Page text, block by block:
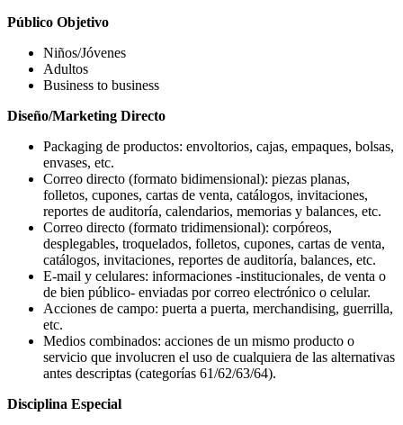
Público Objetivo
Niños/Jóvenes
Adultos
Business to business
Diseño/Marketing Directo
Packaging de productos: envoltorios, cajas, empaques, bolsas,
envases, etc.
Correo directo (formato bidimensional): piezas planas,
folletos, cupones, cartas de venta, catálogos, invitaciones,
reportes de auditoría, calendarios, memorias y balances, etc.
Correo directo (formato tridimensional): corpóreos,
desplegables, troquelados, folletos, cupones, cartas de venta,
catálogos, invitaciones, reportes de auditoría, balances, etc.
E-mail y celulares: informaciones -institucionales, de venta o
de bien público- enviadas por correo electrónico o celular.
Acciones de campo: puerta a puerta, merchandising, guerrilla,
etc.
Medios combinados: acciones de un mismo producto o
servicio que involucren el uso de cualquiera de las alternativas
antes descriptas (categorías 61/62/63/64).
Disciplina Especial